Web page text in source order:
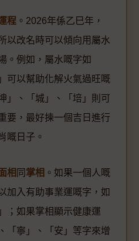
程 。2026年係乙巳年，
以改名時可以傾向用屬水
。例如，屬水嘅字如
可以幫助化解火氣過旺嘅
」、「城」、「培」則可
要，最好揀一個吉日進行
嘅日子。
相 同 掌相 。如果一個人嘅
加入有助事業運嘅字，如
；如果掌相顯示健康運
「寧」、「安」等字來增